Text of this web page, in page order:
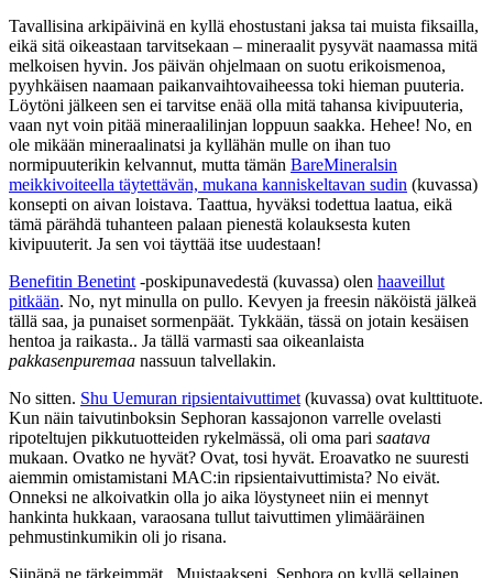
Tavallisina arkipäivinä en kyllä ehostustani jaksa tai muista fiksailla,
eikä sitä oikeastaan tarvitsekaan – mineraalit pysyvät naamassa mitä
melkoisen hyvin. Jos päivän ohjelmaan on suotu erikoismenoa,
pyyhkäisen naamaan paikanvaihtovaiheessa toki hieman puuteria.
Löytöni jälkeen sen ei tarvitse enää olla mitä tahansa kivipuuteria,
vaan nyt voin pitää mineraalilinjan loppuun saakka. Hehee! No, en
ole mikään mineraalinatsi ja kyllähän mulle on ihan tuo
normipuuterikin kelvannut, mutta tämän BareMineralsin
meikkivoiteella täytettävän, mukana kanniskeltavan sudin (kuvassa)
konsepti on aivan loistava. Taattua, hyväksi todettua laatua, eikä
tämä pärähdä tuhanteen palaan pienestä kolauksesta kuten
kivipuuterit. Ja sen voi täyttää itse uudestaan!
Benefitin Benetint -poskipunavedestä (kuvassa) olen haaveillut
pitkään. No, nyt minulla on pullo. Kevyen ja freesin näköistä jälkeä
tällä saa, ja punaiset sormenpäät. Tykkään, tässä on jotain kesäisen
hentoa ja raikasta.. Ja tällä varmasti saa oikeanlaista
pakkasenpuremaa nassuun talvellakin.
No sitten. Shu Uemuran ripsientaivuttimet (kuvassa) ovat kulttituote.
Kun näin taivutinboksin Sephoran kassajonon varrelle ovelasti
ripoteltujen pikkutuotteiden rykelmässä, oli oma pari saatava
mukaan. Ovatko ne hyvät? Ovat, tosi hyvät. Eroavatko ne suuresti
aiemmin omistamistani MAC:in ripsientaivuttimista? No eivät.
Onneksi ne alkoivatkin olla jo aika löystyneet niin ei mennyt
hankinta hukkaan, varaosana tullut taivuttimen ylimääräinen
pehmustinkumikin oli jo risana.